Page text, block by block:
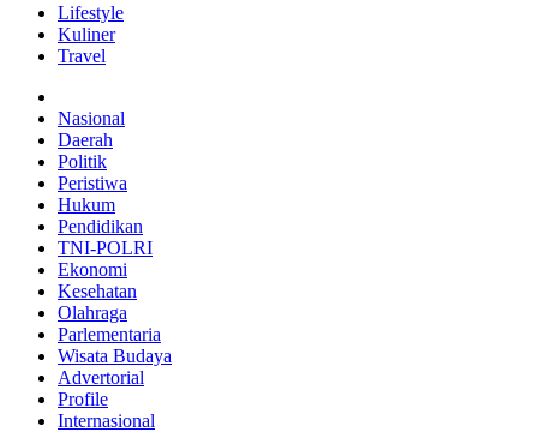
Lifestyle
Kuliner
Travel
Nasional
Daerah
Politik
Peristiwa
Hukum
Pendidikan
TNI-POLRI
Ekonomi
Kesehatan
Olahraga
Parlementaria
Wisata Budaya
Advertorial
Profile
Internasional